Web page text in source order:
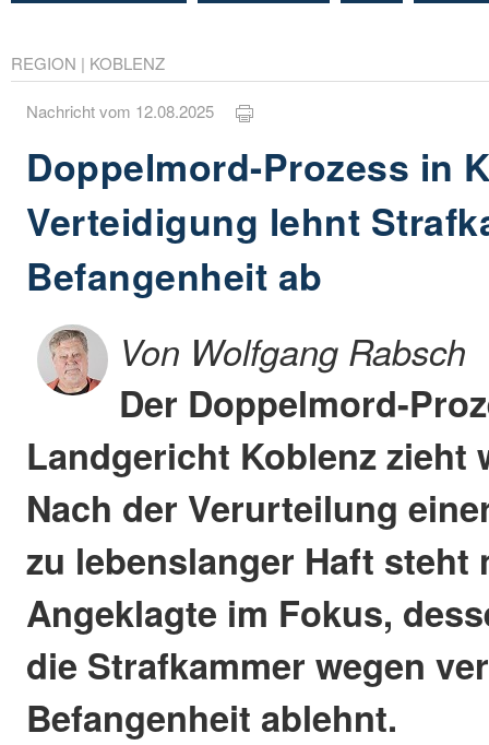
REGION | KOBLENZ
Nachricht vom 12.08.2025
Doppelmord-Prozess in
Verteidigung lehnt
Befangenheit ab
Von Wolfgang Rabsch
Der Doppelmord-
Landgericht Koblenz zieht
Nach der Verurteilung
zu lebenslanger Haft steht
Angeklagte im Fokus,
die Strafkammer wegen
Befangenheit ablehnt.